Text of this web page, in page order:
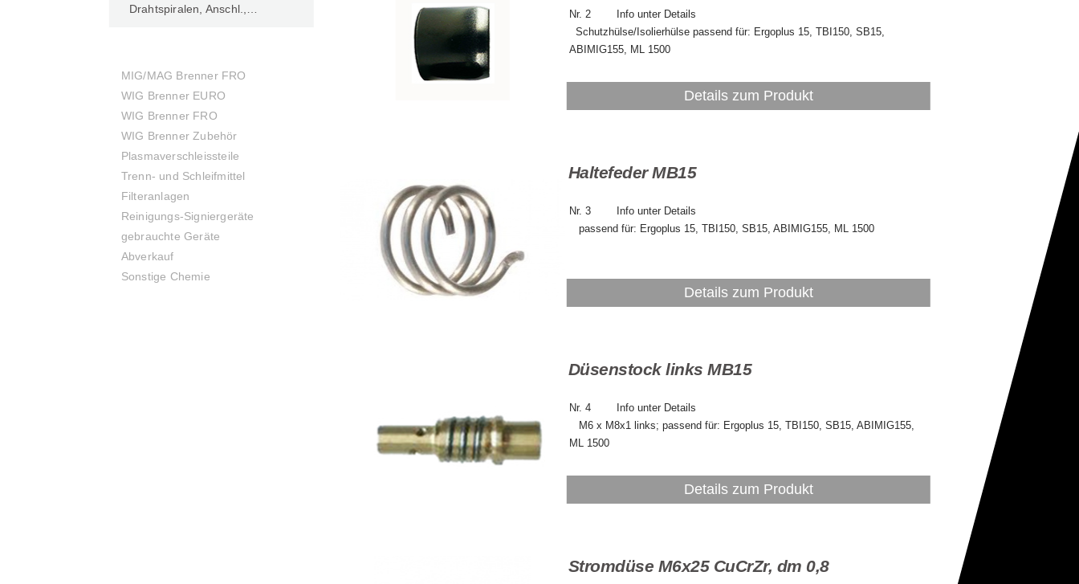
Drahtspiralen, Anschl.,…
MIG/MAG Brenner FRO
WIG Brenner EURO
WIG Brenner FRO
WIG Brenner Zubehör
Plasmaverschleissteile
Trenn- und Schleifmittel
Filteranlagen
Reinigungs-Signiergeräte
gebrauchte Geräte
Abverkauf
Sonstige Chemie
Nr. 2 Info unter Details
Schutzhülse/Isolierhülse passend für: Ergoplus 15, TBI150, SB15,
ABIMIG155, ML 1500
Details zum Produkt
Haltefeder MB15
Nr. 3 Info unter Details
passend für: Ergoplus 15, TBI150, SB15, ABIMIG155, ML 1500
Details zum Produkt
Düsenstock links MB15
Nr. 4 Info unter Details
M6 x M8x1 links; passend für: Ergoplus 15, TBI150, SB15, ABIMIG155,
ML 1500
Details zum Produkt
Stromdüse M6x25 CuCrZr, dm 0,8